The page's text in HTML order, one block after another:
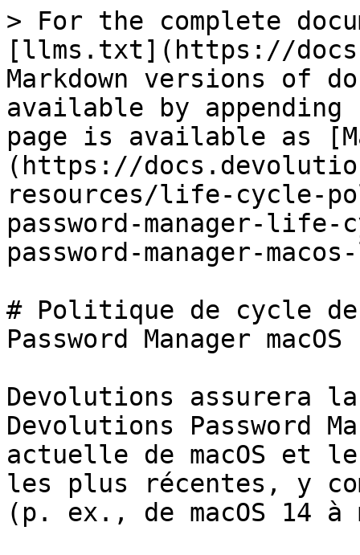
> For the complete
[llms.txt](https://
Markdown versions of
available by
page is available as
(https://
resources/life-cycle-
password-manager-
password-manager-
# Politique de cycle
Password Manager macOS
Devolutions assurera
Devolutions Password
actuelle de macOS et
les plus récentes, y
(p. ex., de macOS 14 à